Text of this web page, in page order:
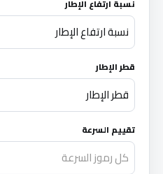
نسبة ارتفاع الإطار
نسبة ارتفاع الإطار
قطر الإطار
قطر الإطار
تقييم السرعة
كل رموز السرعة